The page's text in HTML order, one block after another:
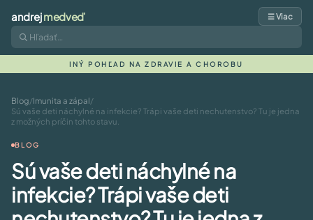
andrejmedveď ☰ Viac
INÝ POHĽAD NA ZDRAVIE A CHOROBU
Blog/Imunita a zápal/
Sú vaše deti náchylné na infekcie? Trápi vaše deti nechutenstvo? Tu je jedna
z možných príčin tohto stavu.
BLOG
Sú vaše deti náchylné na
infekcie? Trápi vaše deti